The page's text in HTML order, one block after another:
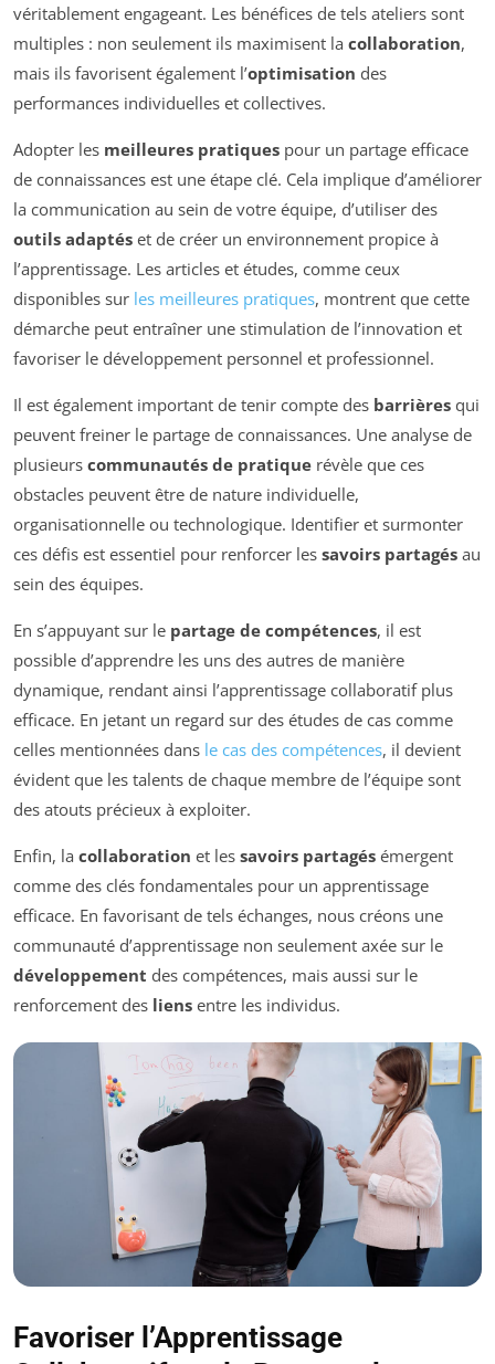
véritablement engageant. Les bénéfices de tels ateliers sont
multiples : non seulement ils maximisent la collaboration,
mais ils favorisent également l’optimisation des
performances individuelles et collectives.
Adopter les meilleures pratiques pour un partage efficace
de connaissances est une étape clé. Cela implique d’améliorer
la communication au sein de votre équipe, d’utiliser des
outils adaptés et de créer un environnement propice à
l’apprentissage. Les articles et études, comme ceux
disponibles sur les meilleures pratiques, montrent que cette
démarche peut entraîner une stimulation de l’innovation et
favoriser le développement personnel et professionnel.
Il est également important de tenir compte des barrières qui
peuvent freiner le partage de connaissances. Une analyse de
plusieurs communautés de pratique révèle que ces
obstacles peuvent être de nature individuelle,
organisationnelle ou technologique. Identifier et surmonter
ces défis est essentiel pour renforcer les savoirs partagés au
sein des équipes.
En s’appuyant sur le partage de compétences, il est
possible d’apprendre les uns des autres de manière
dynamique, rendant ainsi l’apprentissage collaboratif plus
efficace. En jetant un regard sur des études de cas comme
celles mentionnées dans le cas des compétences, il devient
évident que les talents de chaque membre de l’équipe sont
des atouts précieux à exploiter.
Enfin, la collaboration et les savoirs partagés émergent
comme des clés fondamentales pour un apprentissage
efficace. En favorisant de tels échanges, nous créons une
communauté d’apprentissage non seulement axée sur le
développement des compétences, mais aussi sur le
renforcement des liens entre les individus.
Favoriser l’Apprentissage